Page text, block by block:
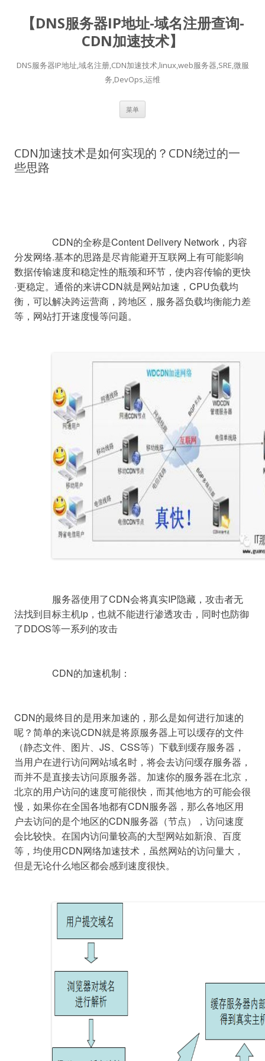
【DNS服务器IP地址-域名注册查询-
CDN加速技术】
DNS服务器IP地址,域名注册,CDN加速技术,linux,web服务器,SRE,微服
务,DevOps,运维
菜单
CDN加速技术是如何实现的？CDN绕过的一
些思路
分发网络.基本的思路是尽肯能避开互联网上有可能影响
数据传输速度和稳定性的瓶颈和环节，使内容传输的更快
·更稳定。通俗的来讲CDN就是网站加速，CPU负载均
衡，可以解决跨运营商，跨地区，服务器负载均衡能力差
等，网站打开速度慢等问题。
法找到目标主机ip，也就不能进行渗透攻击，同时也防御
了DDOS等一系列的攻击
		CDN的加速机制：
CDN的最终目的是用来加速的，那么是如何进行加速的
呢？简单的来说CDN就是将原服务器上可以缓存的文件
（静态文件、图片、JS、CSS等）下载到缓存服务器，
当用户在进行访问网站域名时，将会去访问缓存服务器，
而并不是直接去访问原服务器。加速你的服务器在北京，
北京的用户访问的速度可能很快，而其他地方的可能会很
慢，如果你在全国各地都有CDN服务器，那么各地区用
户去访问的是个地区的CDN服务器（节点），访问速度
会比较快。在国内访问量较高的大型网站如新浪、百度
等，均使用CDN网络加速技术，虽然网站的访问量大，
但是无论什么地区都会感到速度很快。